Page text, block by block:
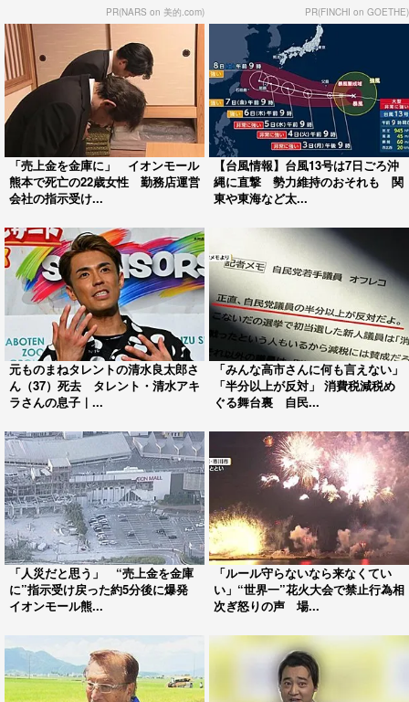
PR(NARS on 美的.com) PR(FINCHI on GOETHE)
「売上金を金庫に」 イオンモール
熊本で死亡の22歳女性 勤務店運営
会社の指示受け...
【台風情報】台風13号は7日ごろ沖
縄に直撃 勢力維持のおそれも 関
東や東海など太...
元ものまねタレントの清水良太郎さ
ん（37）死去 タレント・清水アキ
ラさんの息子｜...
「みんな高市さんに何も言えない」
「半分以上が反対」 消費税減税め
ぐる舞台裏 自民...
「人災だと思う」 “売上金を金庫
に”指示受け戻った約5分後に爆発
イオンモール熊...
「ルール守らないなら来なくてい
い」“世界一”花火大会で禁止行為相
次ぎ怒りの声 場...